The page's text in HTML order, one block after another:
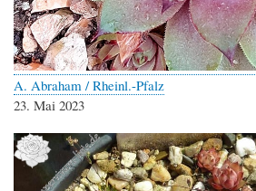
A. Abraham / Rheinl.-Pfalz
23. Mai 2023